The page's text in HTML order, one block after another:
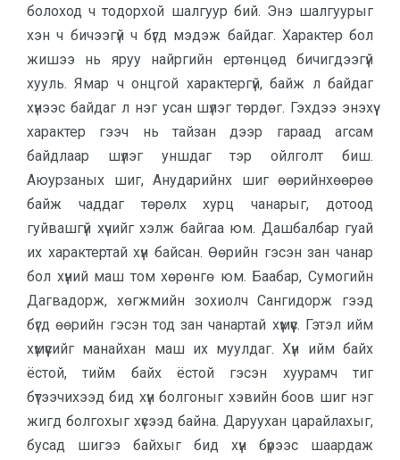
болоход ч то­дор­хой шалгуур бий. Энэ шалгуурыг
хэн ч бичээгүй ч бүгд мэдэж байдаг. Харак­тер бол
жишээ нь яруу найргийн ертөнцөд бичигдээгүй
хууль. Ямар ч онцгой характергүй, байж л байдаг
хүнээс байдаг л нэг усан шүлэг төрдөг. Гэхдээ энэхүү
характер гээч нь тайзан дээр гараад агсам
байдлаар шүлэг уншдаг тэр ойлголт биш.
Аюурзаных шиг, Анударийнх шиг өөрийнхөөрөө
байж чаддаг төрөлх хурц чанарыг, дотоод
гуйвашгүй хүчийг хэлж байгаа юм. Дашбалбар гуай
их характертай хүн байсан. Өөрийн гэсэн зан чанар
бол хүний маш том хөрөнгө юм. Баабар, Сумогийн
Дагвадорж, хөгж­мийн зохиолч Сангидорж гээд
бүгд өөрийн гэсэн тод зан чанартай хү­мүүс. Гэтэл ийм
хүмүүсийг манайхан маш их муулдаг. Хүн ийм байх
ёстой, тийм байх ёстой гэсэн хуурамч тиг
бүтээчихээд бид хүн болгоныг хэвийн боов шиг нэг
жигд болгохыг хүсээд байна. Даруухан царайлахыг,
бусад ши­гээ байхыг бид хүн бүрээс шаар­даж